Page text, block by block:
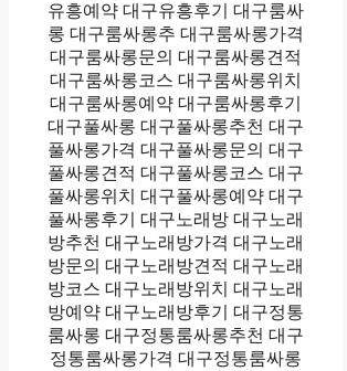
유흥예약 대구유흥후기 대구룸싸
롱 대구룸싸롱추 대구룸싸롱가격
대구룸싸롱문의 대구룸싸롱견적
대구룸싸롱코스 대구룸싸롱위치
대구룸싸롱예약 대구룸싸롱후기
대구풀싸롱 대구풀싸롱추천 대구
풀싸롱가격 대구풀싸롱문의 대구
풀싸롱견적 대구풀싸롱코스 대구
풀싸롱위치 대구풀싸롱예약 대구
풀싸롱후기 대구노래방 대구노래
방추천 대구노래방가격 대구노래
방문의 대구노래방견적 대구노래
방코스 대구노래방위치 대구노래
방예약 대구노래방후기 대구정통
룸싸롱 대구정통룸싸롱추천 대구
정통룸싸롱가격 대구정통룸싸롱